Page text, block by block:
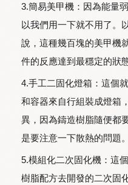
3.簡易美甲機：因為能量
以我們用一下就不用了。
說，這種幾百塊的美甲機
件的反應達到最穩定的狀
4.手工二固化燈箱：這個
和容器來自行組裝成燈箱
異，因為鑄造樹脂隨便都
是要注意一下散熱的問題。
5.模組化二次固化機：這
樹脂配方去開發的二次固